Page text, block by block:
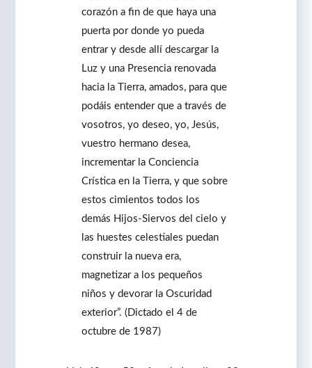
corazón a fin de que haya una
puerta por donde yo pueda
entrar y desde allí descargar la
Luz y una Presencia renovada
hacia la Tierra, amados, para que
podáis entender que a través de
vosotros, yo deseo, yo, Jesús,
vuestro hermano desea,
incrementar la Conciencia
Crística en la Tierra, y que sobre
estos cimientos todos los
demás Hijos-Siervos del cielo y
las huestes celestiales puedan
construir la nueva era,
magnetizar a los pequeños
niños y devorar la Oscuridad
exterior”. (Dictado el 4 de
octubre de 1987)